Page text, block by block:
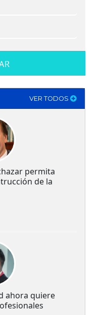
VER TODOS
permita
de la
ahora quiere